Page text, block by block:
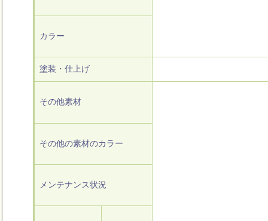
カラー
塗装・仕上げ
その他素材
その他の素材のカラー
メンテナンス状況